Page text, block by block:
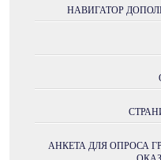
НАВИГАТОР
АНКЕТА ДЛЯ ОПРОСА